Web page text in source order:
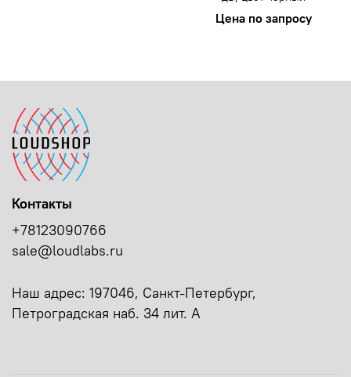
Цена по запросу
Контакты
+78123090766
sale@loudlabs.ru
Наш адрес: 197046, Санкт-Петербург,
Петроградская наб. 34 лит. А